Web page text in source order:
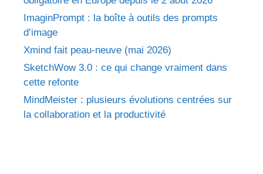
ImaginPrompt : la boîte à outils des prompts
d’image
Xmind fait peau-neuve (mai 2026)
SketchWow 3.0 : ce qui change vraiment dans
cette refonte
MindMeister : plusieurs évolutions centrées sur
la collaboration et la productivité